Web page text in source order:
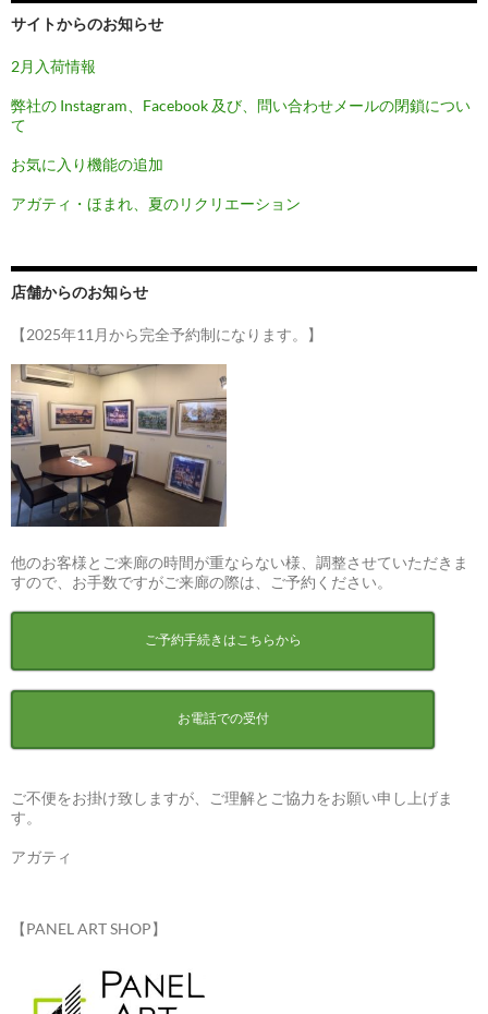
ョ
ン
サイトからのお知らせ
2月入荷情報
弊社の Instagram、Facebook 及び、問い合わせメールの閉鎖につい
て
お気に入り機能の追加
アガティ・ほまれ、夏のリクリエーション
店舗からのお知らせ
【2025年11月から完全予約制になります。】
他のお客様とご来廊の時間が重ならない様、調整させていただきま
すので、お手数ですがご来廊の際は、ご予約ください。
ご予約手続きはこちらから
お電話での受付
ご不便をお掛け致しますが、ご理解とご協力をお願い申し上げま
す。
アガティ
【PANEL ART SHOP】